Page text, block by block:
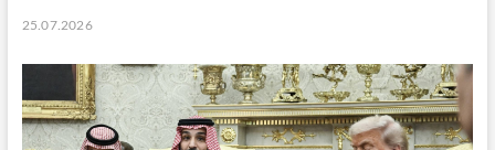
25.07.2026